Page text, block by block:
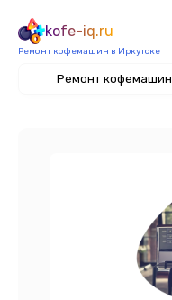
kofe-iq.ru
Ремонт кофемашин в Иркутске
Ремонт кофемашин